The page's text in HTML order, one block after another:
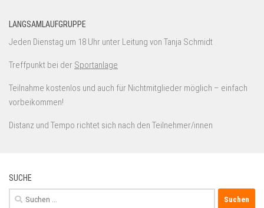
LANGSAMLAUFGRUPPE
Jeden Dienstag um 18 Uhr unter Leitung von Tanja Schmidt
Treffpunkt bei der Sportanlage
Teilnahme kostenlos und auch für Nichtmitglieder möglich – einfach
vorbeikommen!
Distanz und Tempo richtet sich nach den Teilnehmer/innen
SUCHE
Suchen